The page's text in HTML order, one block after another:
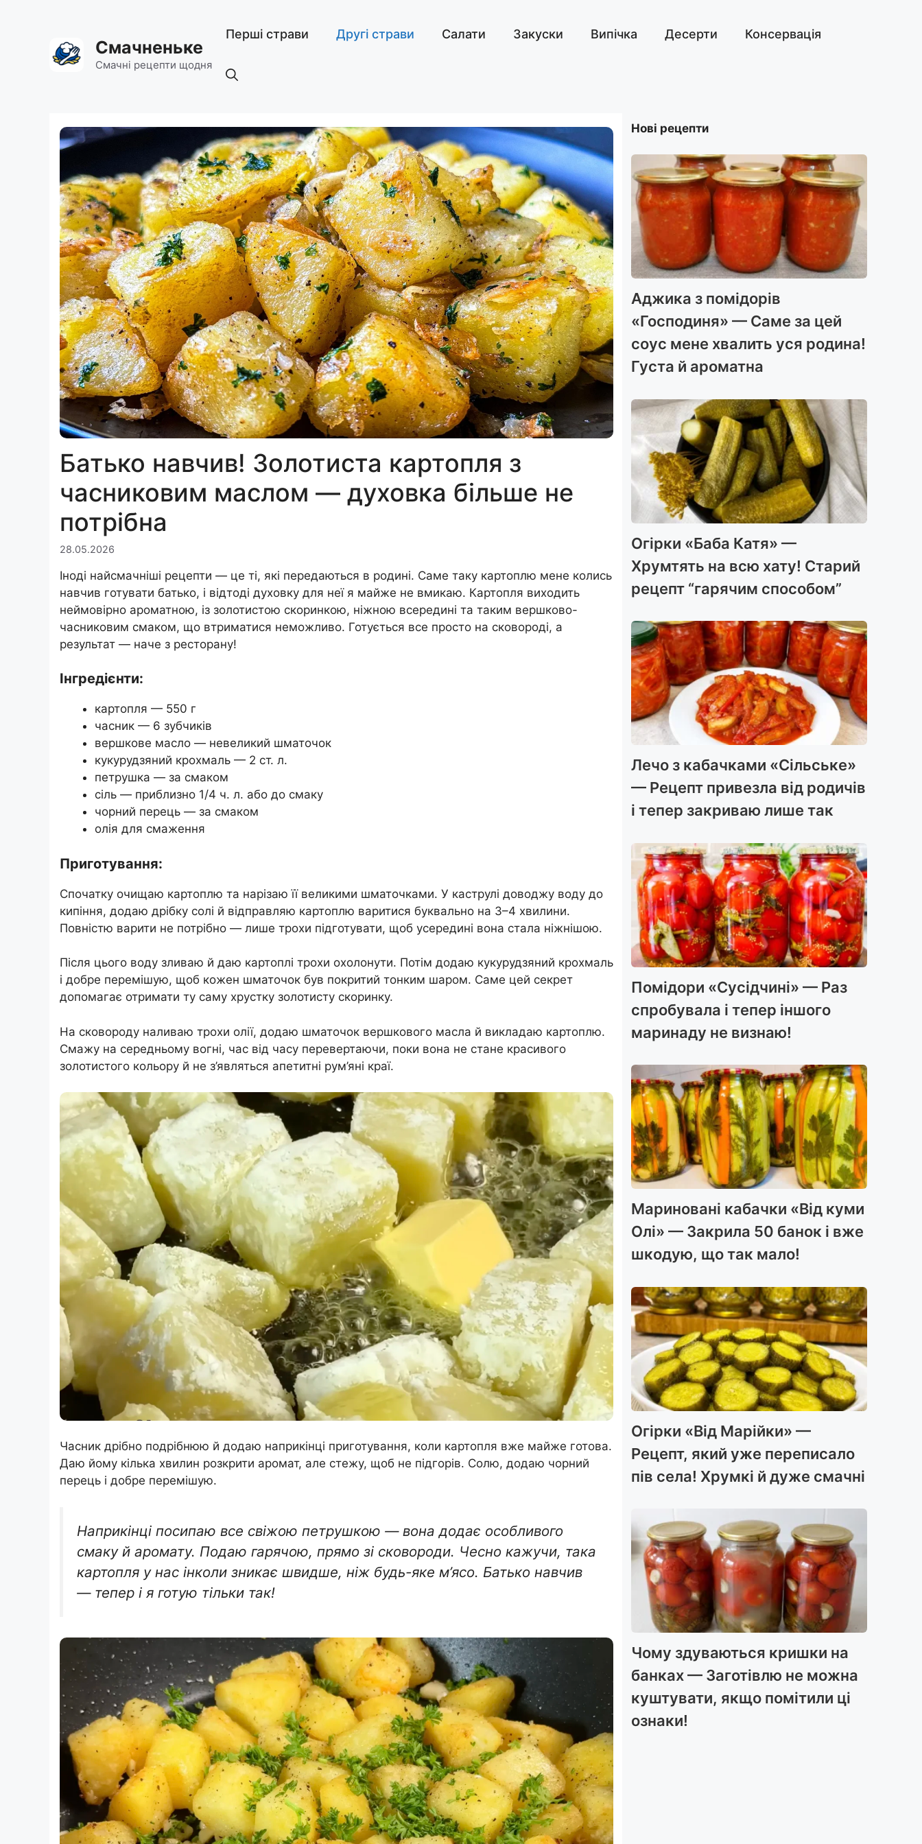
Смачненьке
Смачні рецепти щодня
Перші страви Другі страви Салати Закуски Випічка Десерти Консервація
Батько навчив! Золотиста картопля з
часниковим маслом — духовка більше не
потрібна
28.05.2026
Іноді найсмачніші рецепти — це ті, які передаються в родині. Саме таку картоплю мене колись
навчив готувати батько, і відтоді духовку для неї я майже не вмикаю. Картопля виходить
неймовірно ароматною, із золотистою скоринкою, ніжною всередині та таким вершково-
часниковим смаком, що втриматися неможливо. Готується все просто на сковороді, а
результат — наче з ресторану!
Інгредієнти:
картопля — 550 г
часник — 6 зубчиків
вершкове масло — невеликий шматочок
кукурудзяний крохмаль — 2 ст. л.
петрушка — за смаком
сіль — приблизно 1/4 ч. л. або до смаку
чорний перець — за смаком
олія для смаження
Приготування:
Спочатку очищаю картоплю та нарізаю її великими шматочками. У каструлі доводжу воду до
кипіння, додаю дрібку солі й відправляю картоплю варитися буквально на 3–4 хвилини.
Повністю варити не потрібно — лише трохи підготувати, щоб усередині вона стала ніжнішою.
Після цього воду зливаю й даю картоплі трохи охолонути. Потім додаю кукурудзяний крохмаль
і добре перемішую, щоб кожен шматочок був покритий тонким шаром. Саме цей секрет
допомагає отримати ту саму хрустку золотисту скоринку.
На сковороду наливаю трохи олії, додаю шматочок вершкового масла й викладаю картоплю.
Смажу на середньому вогні, час від часу перевертаючи, поки вона не стане красивого
золотистого кольору й не з’являться апетитні рум’яні краї.
Часник дрібно подрібнюю й додаю наприкінці приготування, коли картопля вже майже готова.
Даю йому кілька хвилин розкрити аромат, але стежу, щоб не підгорів. Солю, додаю чорний
перець і добре перемішую.
Наприкінці посипаю все свіжою петрушкою — вона додає особливого
смаку й аромату. Подаю гарячою, прямо зі сковороди. Чесно кажучи, така
картопля у нас інколи зникає швидше, ніж будь-яке м’ясо. Батько навчив
— тепер і я готую тільки так!
Нові рецепти
Аджика з помідорів
«Господиня» — Саме за цей
соус мене хвалить уся родина!
Густа й ароматна
Огірки «Баба Катя» —
Хрумтять на всю хату! Старий
рецепт “гарячим способом”
Лечо з кабачками «Сільське»
— Рецепт привезла від родичів
і тепер закриваю лише так
Помідори «Сусідчині» — Раз
спробувала і тепер іншого
маринаду не визнаю!
Мариновані кабачки «Від куми
Олі» — Закрила 50 банок і вже
шкодую, що так мало!
Огірки «Від Марійки» —
Рецепт, який уже переписало
пів села! Хрумкі й дуже смачні
Чому здуваються кришки на
банках — Заготівлю не можна
куштувати, якщо помітили ці
ознаки!